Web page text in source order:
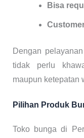
Bisa
Dengan
tidak perlu
maupun ketepatan
Pilihan Produk
Toko bunga di